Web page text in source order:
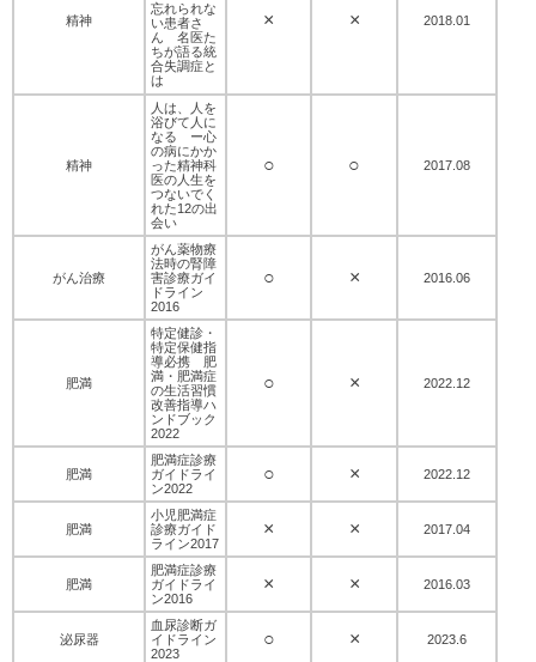
精神
忘れられな
い患者さ
ん 名医た
ちが語る統
合失調症と
は
× × 2018.01
精神
人は、人を
浴びて人に
なる ー心
の病にかか
った精神科
医の人生を
つないでく
れた12の出
会い
○ ○ 2017.08
がん治療
がん薬物療
法時の腎障
害診療ガイ
ドライン
2016
○ × 2016.06
肥満
特定健診・
特定保健指
導必携 肥
満・肥満症
の生活習慣
改善指導ハ
ンドブック
2022
○ × 2022.12
肥満
肥満症診療
ガイドライ
ン2022
○ × 2022.12
肥満
小児肥満症
診療ガイド
ライン2017
× × 2017.04
肥満
肥満症診療
ガイドライ
ン2016
× × 2016.03
泌尿器
血尿診断ガ
イドライン
2023
○ × 2023.6